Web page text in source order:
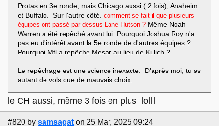
Protas en 3e ronde, mais Chicago aussi ( 2 fois), Anaheim
et Buffalo. Sur l'autre côté, comment se fait-il que plusieurs
équipes ont passé par-dessus Lane Hutson ? Même Noah
Warren a été repêché avant lui. Pourquoi Joshua Roy n'a
pas eu d'intérêt avant la 5e ronde de d'autres équipes ?
Pourquoi Mtl a repêché Mesar au lieu de Kulich ?
Le repêchage est une science inexacte. D'après moi, tu as
autant de vols que de mauvais choix.
le CH aussi, même 3 fois en plus lollll
#820 by samsagat on 25 Mar, 2025 09:24